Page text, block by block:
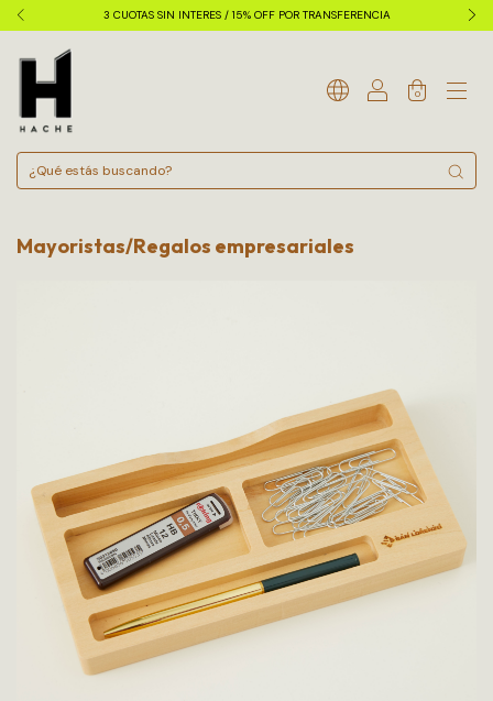
3 CUOTAS SIN INTERES / 15% OFF POR TRANSFERENCIA
0
Mayoristas/Regalos empresariales